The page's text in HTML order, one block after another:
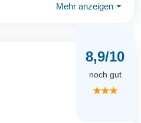
Mehr anzeigen ⏷
8,9/10
noch gut
★★★